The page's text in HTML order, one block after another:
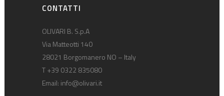
CONTATTI
OLIVARI B. S.p.A
Via Matteotti 140
28021 Borgomanero NO – Italy
T +39 0322 835080
Email: info@olivari.it